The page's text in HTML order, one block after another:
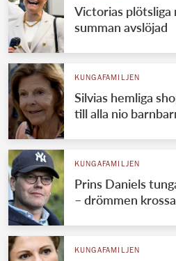
Victorias plötsliga
summan avslöjad
KUNGAFAMILJEN
Silvias hemliga
till alla nio
KUNGAFAMILJEN
Prins Daniels
– drömmen
KUNGAFAMILJEN